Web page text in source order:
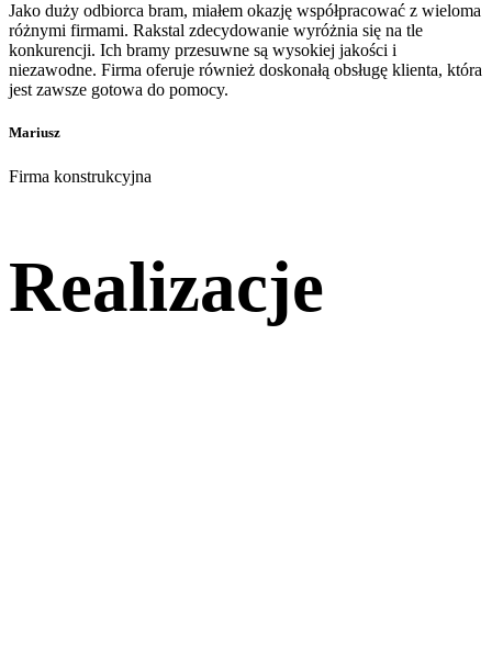
Jako duży odbiorca bram, miałem okazję współpracować z wieloma
różnymi firmami. Rakstal zdecydowanie wyróżnia się na tle
konkurencji. Ich bramy przesuwne są wysokiej jakości i
niezawodne. Firma oferuje również doskonałą obsługę klienta, która
jest zawsze gotowa do pomocy.
Mariusz
Firma konstrukcyjna
Realizacje